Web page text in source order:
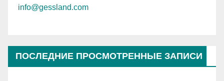
info@gessland.com
ПОСЛЕДНИЕ ПРОСМОТРЕННЫЕ ЗАПИСИ